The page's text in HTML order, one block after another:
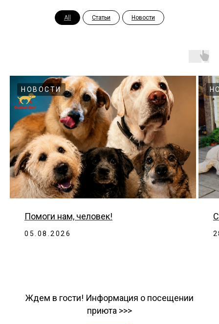
All Статьи Новости
НОВОСТИ
Помоги нам, человек!
05.08.2026
Ждем в гости! Информация о посещении
приюта >>>